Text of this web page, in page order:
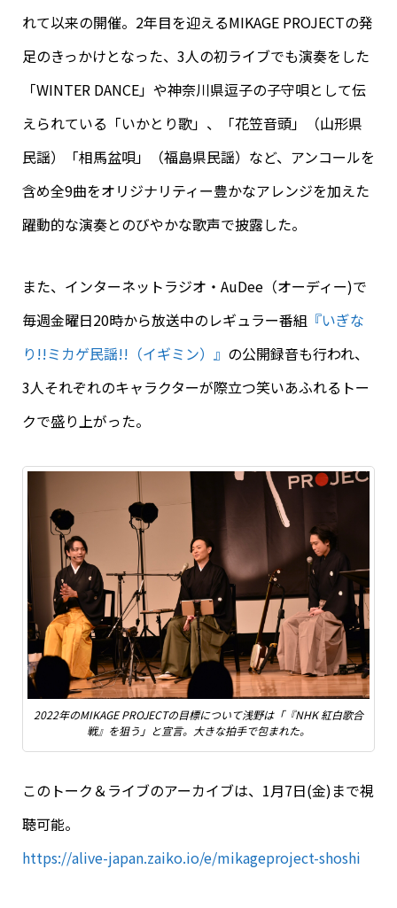
れて以来の開催。2年目を迎えるMIKAGE PROJECTの発
足のきっかけとなった、3人の初ライブでも演奏を した
「WINTER DANCE」や神奈川県逗子の子守唄として伝
えられている「いかとり歌」、「花笠音頭」（山形県
民謡）「相馬盆唄」（福島県民謡）など、アンコールを
含め全9曲をオリジナリティー豊かなアレンジを加えた
躍動的な演奏とのびやかな歌声で披露した。
また、インターネットラジオ・AuDee（オーディー)で
毎週金曜日20時から放送中のレギュラー番組 『いぎな
り!!ミカゲ民謡!!（イギミン） 』 の公開録音も行われ、
3人それぞれのキャラクターが際立つ笑いあふれるトー
クで盛り上がった。
2022年のMIKAGE PROJECTの目標について浅野は「『NHK 紅白歌合
戦』を狙う」と宣言。大きな拍手で包まれた。
このトーク＆ライブのアーカイブは、1月7日(金)まで視
聴可能。
https://alive-japan.zaiko.io/e/mikageproject-shoshi